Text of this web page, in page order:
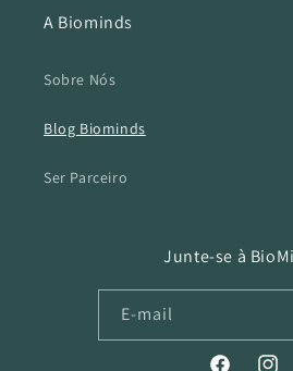
A Biominds
Sobre Nós
Blog Biominds
Ser Parceiro
Junte-se à
E-mail